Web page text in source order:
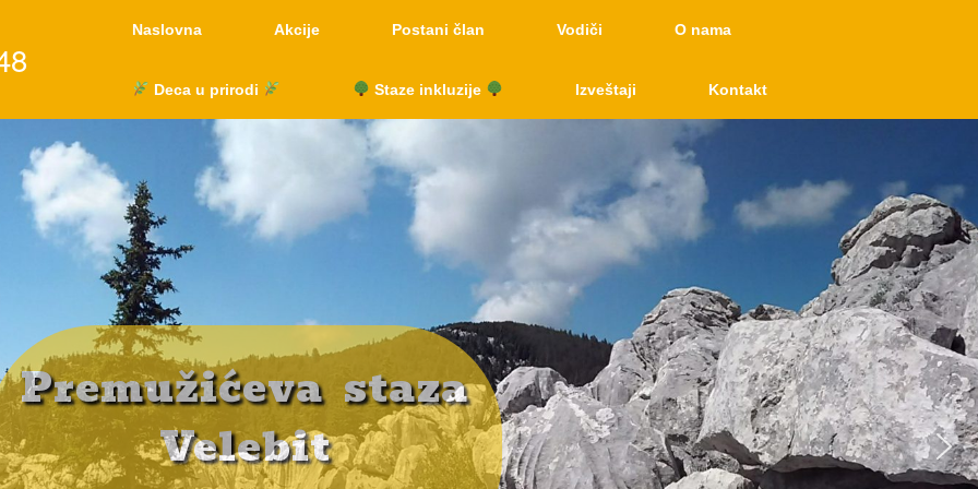
Naslovna Akcije Postani član Vodiči O nama
Deca u prirodi Staze inkluzije Izveštaji Kontakt
Treking na Siciliji
uspon na Etnu